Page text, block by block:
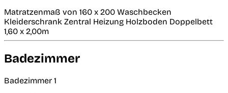
Matratzenmaß von 160 x 200 Waschbecken
Kleiderschrank Zentral Heizung Holzboden Doppelbett
1,60 x 2,00m
Badezimmer
Badezimmer 1